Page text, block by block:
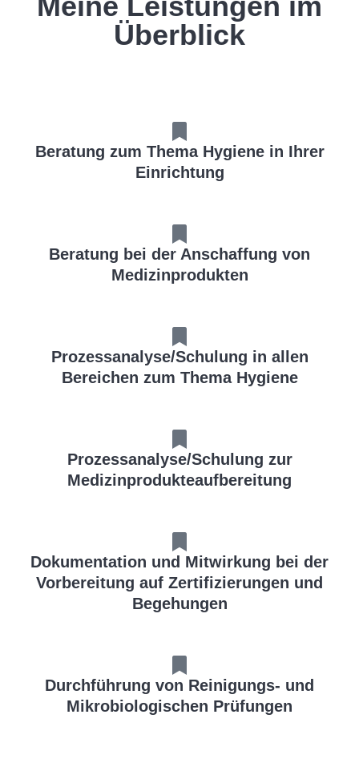
Überblick
Beratung zum Thema Hygiene in Ihrer
Einrichtung
Beratung bei der Anschaffung von
Medizinprodukten
Prozessanalyse/Schulung in allen
Bereichen zum Thema Hygiene
Prozessanalyse/Schulung zur
Medizinprodukteaufbereitung
Dokumentation und Mitwirkung bei der
Vorbereitung auf Zertifizierungen und
Begehungen
Durchführung von Reinigungs- und
Mikrobiologischen Prüfungen